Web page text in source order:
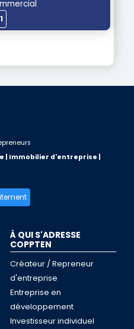
1
| Immobilier d'entreprise |
À QUI S'ADRESSE
COPPTEN
Créateur / Repreneur
d'entreprise
Entreprise en
développement
Investisseur individuel